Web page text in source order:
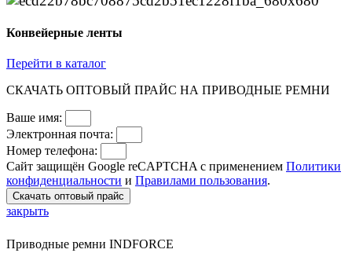
Конвейерные ленты
Перейти в каталог
СКАЧАТЬ ОПТОВЫЙ ПРАЙС НА ПРИВОДНЫЕ РЕМНИ
Ваше имя:
Электронная почта:
Номер телефона:
Сайт защищён Google reCAPTCHA с применением Политики
конфиденциальности и Правилами пользования.
Скачать оптовый прайс
закрыть
Приводные ремни INDFORCE